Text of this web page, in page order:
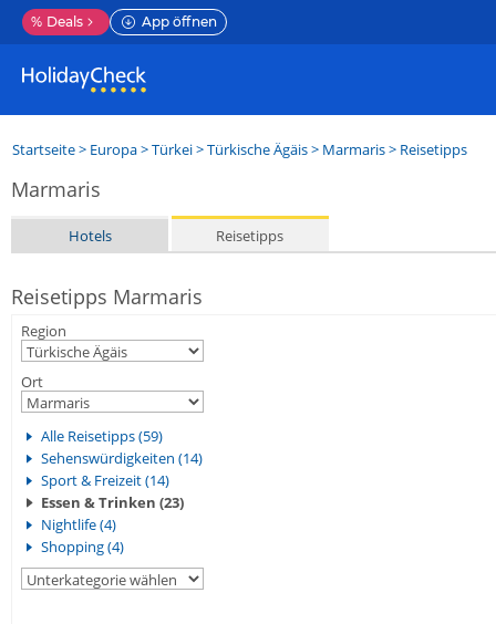
% Deals App öffnen
Startseite> Europa>Türkei>Türkische Ägäis> Marmaris> Reisetipps
Marmaris
Hotels Reisetipps
Reisetipps Marmaris
Region
Ort
Alle Reisetipps (59)
Sehenswürdigkeiten (14)
Sport & Freizeit (14)
Essen & Trinken (23)
Nightlife (4)
Shopping (4)